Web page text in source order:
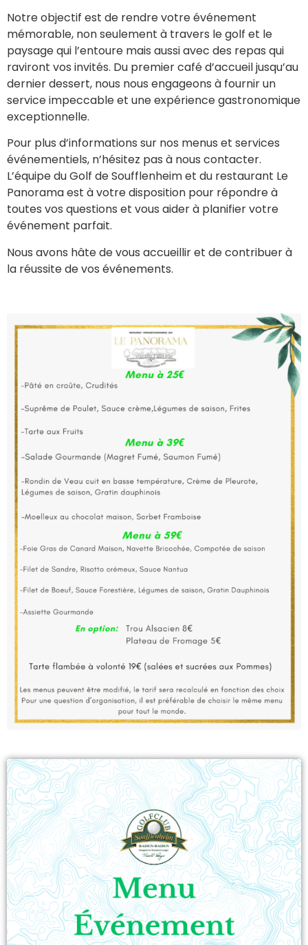
Notre objectif est de rendre votre événement
mémorable, non seulement à travers le golf et le
paysage qui l’entoure mais aussi avec des repas qui
raviront vos invités. Du premier café d’accueil jusqu’au
dernier dessert, nous nous engageons à fournir un
service impeccable et une expérience gastronomique
exceptionnelle.
Pour plus d’informations sur nos menus et services
événementiels, n’hésitez pas à nous contacter.
L’équipe du Golf de Soufflenheim et du restaurant Le
Panorama est à votre disposition pour répondre à
toutes vos questions et vous aider à planifier votre
événement parfait.
Nous avons hâte de vous accueillir et de contribuer à
la réussite de vos événements.